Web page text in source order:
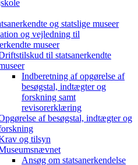
og statslige museer
og vejledning til
museer
til statsanerkendte
Indberetning af opgørelse af
besøgstal, indtægter og
forskning samt
revisorerklæring
af besøgstal, indtægter og
og tilsyn
Ansøg om statsanerkendelse